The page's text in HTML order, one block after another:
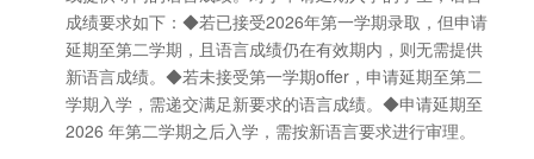
成绩要求如下：◆若已接受2026年第一学期录取，但申请
延期至第二学期，且语言成绩仍在有效期内，则无需提供
新语言成绩。◆若未接受第一学期offer，申请延期至第二
学期入学，需递交满足新要求的语言成绩。◆申请延期至
2026 年第二学期之后入学，需按新语言要求进行审理。